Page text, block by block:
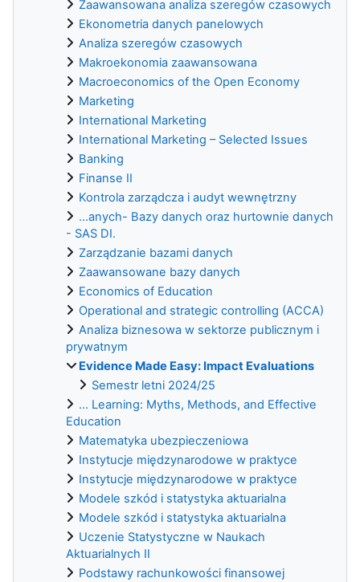
Zaawansowana analiza szeregów czasowych
Ekonometria danych panelowych
Analiza szeregów czasowych
Makroekonomia zaawansowana
Macroeconomics of the Open Economy
Marketing
International Marketing
International Marketing – Selected Issues
Banking
Finanse II
Kontrola zarządcza i audyt wewnętrzny
...anych- Bazy danych oraz hurtownie danych
- SAS DI.
Zarządzanie bazami danych
Zaawansowane bazy danych
Economics of Education
Operational and strategic controlling (ACCA)
Analiza biznesowa w sektorze publicznym i
prywatnym
Evidence Made Easy: Impact Evaluations
Semestr letni 2024/25
... Learning: Myths, Methods, and Effective
Education
Matematyka ubezpieczeniowa
Instytucje międzynarodowe w praktyce
Instytucje międzynarodowe w praktyce
Modele szkód i statystyka aktuarialna
Modele szkód i statystyka aktuarialna
Uczenie Statystyczne w Naukach
Aktuarialnych II
Podstawy rachunkowości finansowej